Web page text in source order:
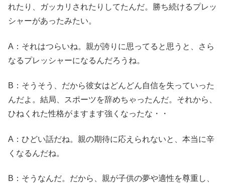
れたり、ガッカリされたりしてたんだ。勝ち続けるプレッ
シャーがあったみたい。
A：それはつらいね。親が誇りに思ってると思うと、さら
なるプレッシャーになるんだろうね。
B：そうそう、だから彼女はどんどん自信を失っていった
んだよ。結局、スポーツを辞めちゃったんだ。それから、
ひねくれた性格がますます強くなったな・・
A：ひどい話だね。親の期待に応えられないと、本当に辛
くなるんだね。
B：そうなんだ。だから、親が子供の夢や適性を尊重し、